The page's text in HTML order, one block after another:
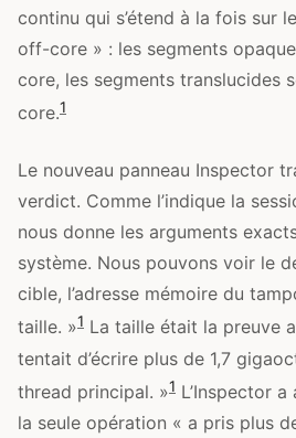
continu qui s’étend à la fois sur
off-core » : les segments
core, les segments translucides
core.1
Le nouveau panneau Inspector
verdict. Comme l’indique la
nous donne les arguments
système. Nous pouvons voir le
cible, l’adresse mémoire du
taille. »1 La taille était la preuve
tentait d’écrire plus de 1,7
thread principal. »1 L’Inspector
la seule opération « a pris plus